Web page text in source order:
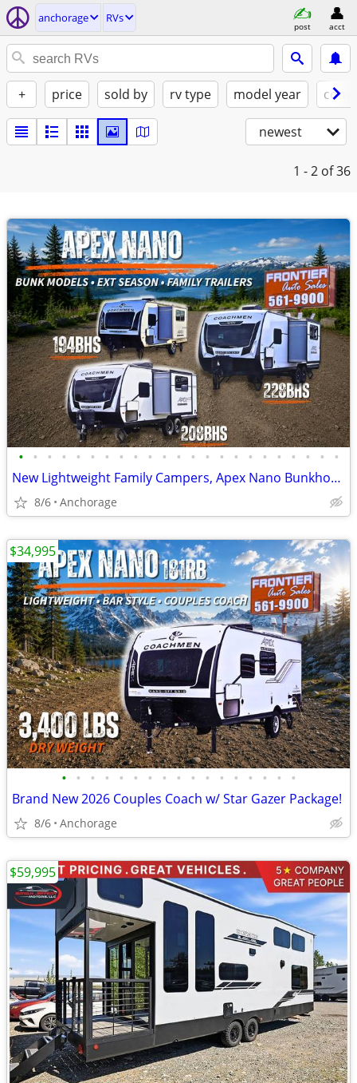
anchorage RVs
post acct
+ price sold by rv type model year
newest
1 - 2 of 36
• • • • • • • • • • • • • • • • • • • • • • •
New Lightweight Family Campers, Apex Nano Bunkhouse Trailers
8/6 Anchorage
• • • • • • • • • • • • • • • • •
Brand New 2026 Couples Coach w/ Star Gazer Package!
8/6 Anchorage
$34,995
$59,995